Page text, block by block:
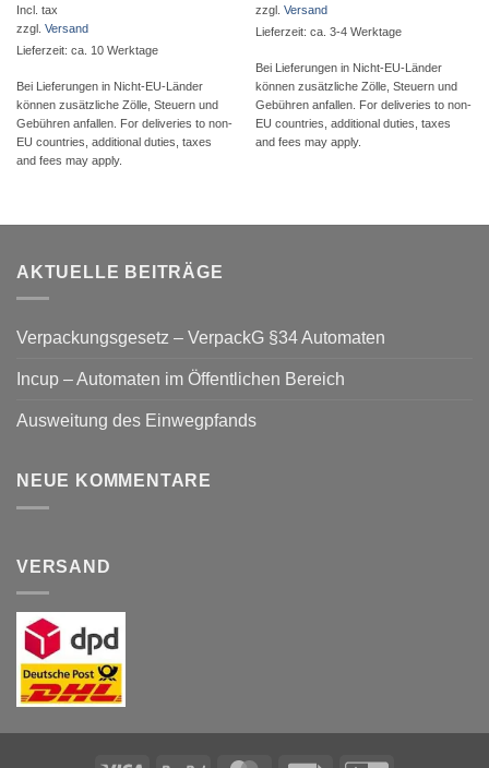
Incl. tax
zzgl. Versand
Lieferzeit: ca. 10 Werktage
Bei Lieferungen in Nicht-EU-Länder
können zusätzliche Zölle, Steuern und
Gebühren anfallen. For deliveries to non-
EU countries, additional duties, taxes
and fees may apply.
zzgl. Versand
Lieferzeit: ca. 3-4 Werktage
Bei Lieferungen in Nicht-EU-Länder
können zusätzliche Zölle, Steuern und
Gebühren anfallen. For deliveries to non-
EU countries, additional duties, taxes
and fees may apply.
AKTUELLE BEITRÄGE
Verpackungsgesetz – VerpackG §34 Automaten
Incup – Automaten im Öffentlichen Bereich
Ausweitung des Einwegpfands
NEUE KOMMENTARE
VERSAND